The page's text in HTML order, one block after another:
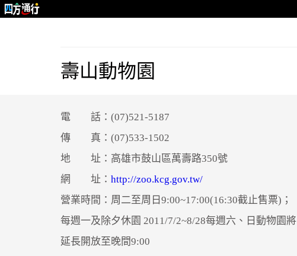
壽山動物園
電 話：(07)521-5187
傳 真：(07)533-1502
地 址：高雄市鼓山區萬壽路350號
網 址： http://zoo.kcg.gov.tw/
營業時間：周二至周日9:00~17:00(16:30截止售票)；
每週一及除夕休園 2011/7/2~8/28每週六、日動物園將
延長開放至晚間9:00